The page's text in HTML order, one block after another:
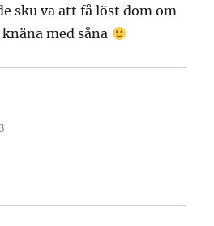
sku va att få löst dom om
med såna